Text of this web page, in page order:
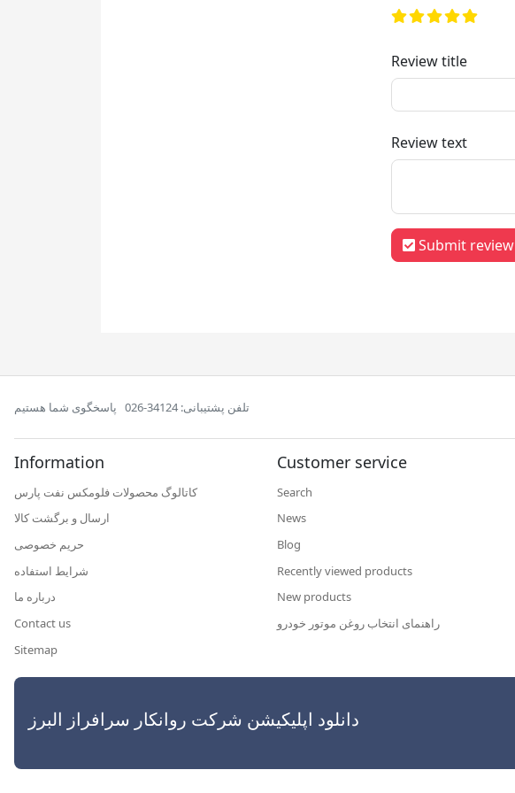
Review title
Review text
Submit review
تلفن پشتیبانی: 34124-026 پاسخگوی شما هستیم
Information
کاتالوگ محصولات فلومکس نفت پارس
ارسال و برگشت کالا
حریم خصوصی
شرایط استفاده
درباره ما
Contact us
Sitemap
Customer service
Search
News
Blog
Recently viewed products
New products
راهنمای انتخاب روغن موتور خودرو